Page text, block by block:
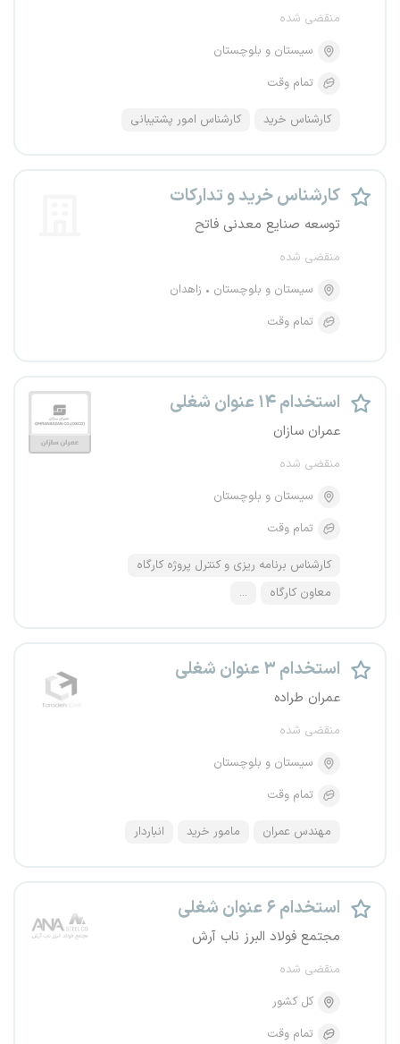
منقضی شده
سیستان و بلوچستان
تمام وقت
کارشناس خرید کارشناس امور پشتیبانی
کارشناس خرید و تدارکات
توسعه صنایع معدنی فاتح
منقضی شده
سیستان و بلوچستان
زاهدان
تمام وقت
استخدام ۱۴ عنوان شغلی
عمران سازان
منقضی شده
سیستان و بلوچستان
تمام وقت
کارشناس برنامه ریزی و کنترل پروژه کارگاه
معاون کارگاه
...
استخدام ۳ عنوان شغلی
عمران طراده
منقضی شده
سیستان و بلوچستان
تمام وقت
مهندس عمران مامور خرید انباردار
استخدام ۶ عنوان شغلی
مجتمع فولاد البرز ناب آرش
منقضی شده
کل کشور
تمام وقت